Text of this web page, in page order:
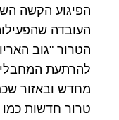
הפיגוע הקשה
העובדה
הטרור "גוב
להרתעת
מחדש ובאזור
טרור חדשות